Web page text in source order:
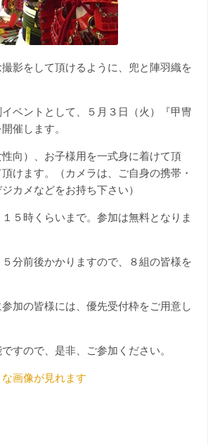
影をして頂けるように、兜と陣羽織を
ベントとして、５月３日（火）『甲冑
催します。
向）、お子様用を一式身に着けて頂
けます。（カメラは、ご自身の携帯・
カメなどをお持ち下さい）
５時くらいまで。参加は無料となりま
分前後かかりますので、８組の皆様を
加の皆様には、優先受付枠をご用意し
すので、是非、ご参加ください。
画像が見れます